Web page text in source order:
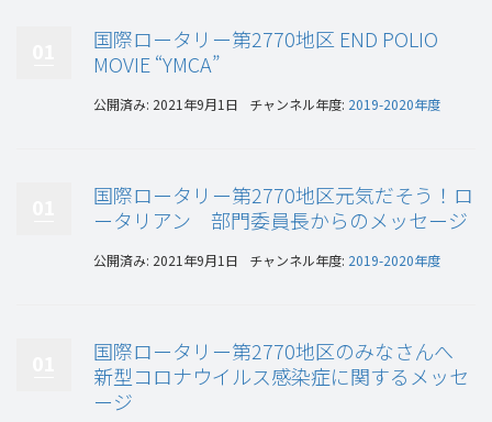
国際ロータリー第2770地区 END POLIO
MOVIE “YMCA”
公開済み: 2021年9月1日 チャンネル年度: 2019-2020年度
国際ロータリー第2770地区元気だそう！ロ
ータリアン 部門委員長からのメッセージ
公開済み: 2021年9月1日 チャンネル年度: 2019-2020年度
国際ロータリー第2770地区のみなさんへ
新型コロナウイルス感染症に関するメッセ
ージ